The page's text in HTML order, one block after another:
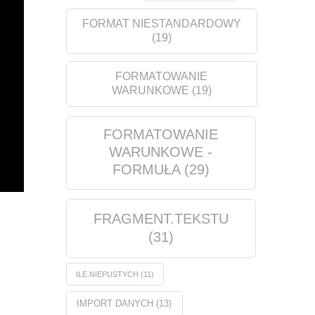
FORMAT NIESTANDARDOWY
(19)
FORMATOWANIE
WARUNKOWE (19)
FORMATOWANIE
WARUNKOWE -
FORMUŁA(29)
FRAGMENT.TEKSTU
(31)
ILE.NIEPUSTYCH (11)
IMPORT DANYCH (13)